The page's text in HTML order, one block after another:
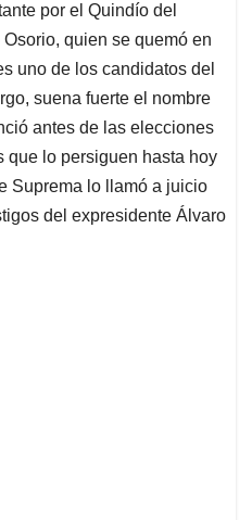
por el Quindío del
quien se quemó en
uno de los candidatos del
suena fuerte el nombre
antes de las elecciones
que lo persiguen hasta hoy
Suprema lo llamó a juicio
del expresidente Álvaro